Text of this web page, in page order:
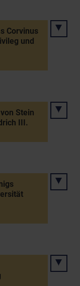
Corvinus
und
Stein
III.